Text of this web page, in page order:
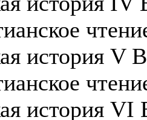
история V
история VI